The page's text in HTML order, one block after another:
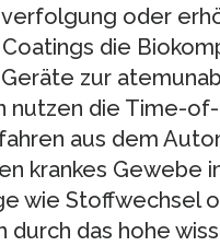
oder
die
zur
nutzen die Time-
aus dem
krankes Gewebe
wie Stoffwechsel
durch das hohe